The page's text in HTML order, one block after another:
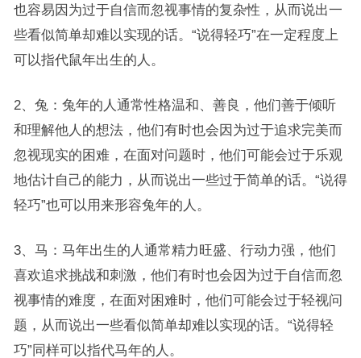
也容易因为过于自信而忽视事情的复杂性，从而说出一
些看似简单却难以实现的话。“说得轻巧”在一定程度上
可以指代鼠年出生的人。
2、兔：兔年的人通常性格温和、善良，他们善于倾听
和理解他人的想法，他们有时也会因为过于追求完美而
忽视现实的困难，在面对问题时，他们可能会过于乐观
地估计自己的能力，从而说出一些过于简单的话。“说得
轻巧”也可以用来形容兔年的人。
3、马：马年出生的人通常精力旺盛、行动力强，他们
喜欢追求挑战和刺激，他们有时也会因为过于自信而忽
视事情的难度，在面对困难时，他们可能会过于轻视问
题，从而说出一些看似简单却难以实现的话。“说得轻
巧”同样可以指代马年的人。